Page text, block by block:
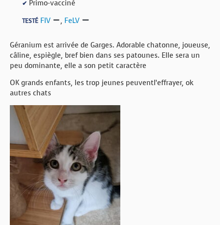
✔ Primo-vacciné
TESTÉ FIV , FeLV
Géranium est arrivée de Garges. Adorable chatonne, joueuse,
câline, espiègle, bref bien dans ses patounes. Elle sera un
peu dominante, elle a son petit caractère
OK grands enfants, les trop jeunes peuventl’effrayer, ok
autres chats